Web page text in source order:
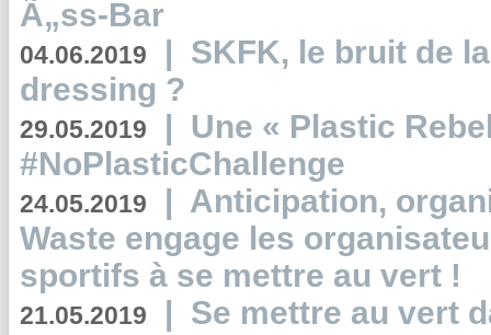
Ã„ss-Bar
04.06.2019 | SKFK, le bruit de
dressing ?
29.05.2019 | Une « Plastic
#NoPlasticChallenge
24.05.2019 | Anticipation,
Waste engage les
sportifs à se mettre au vert !
21.05.2019 | Se mettre au vert